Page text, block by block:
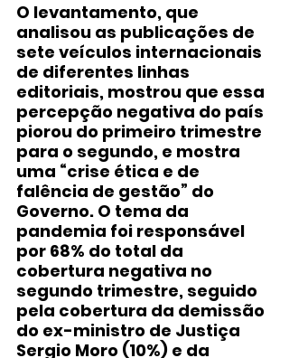
O levantamento, que
analisou as publicações de
sete veículos internacionais
de diferentes linhas
editoriais, mostrou que essa
percepção negativa do país
piorou do primeiro trimestre
para o segundo, e mostra
uma “crise ética e de
falência de gestão” do
Governo. O tema da
pandemia foi responsável
por 68% do total da
cobertura negativa no
segundo trimestre, seguido
pela cobertura da demissão
do ex-ministro de Justiça
Sergio Moro (10%) e da